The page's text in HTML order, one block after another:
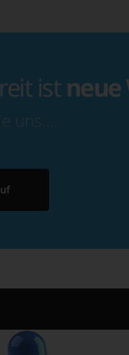
ist neue
uns…